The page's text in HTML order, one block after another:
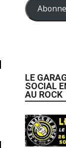
LE
SOCIAL
AU ROCK